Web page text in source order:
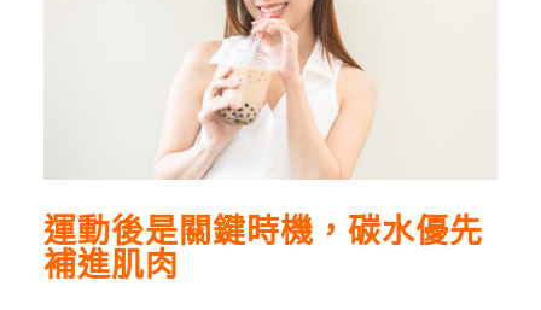
運動後是關鍵時機，碳水優先
補進肌肉